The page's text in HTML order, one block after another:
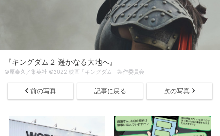
『キングダム２ 遥かなる大地へ』
©原泰久／集英社 ©2022 映画「キングダム」製作委員会
前の写真 記事に戻る 次の写真